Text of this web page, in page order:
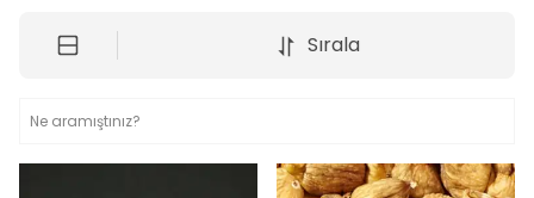
Sırala